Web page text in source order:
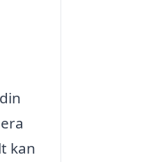
kan